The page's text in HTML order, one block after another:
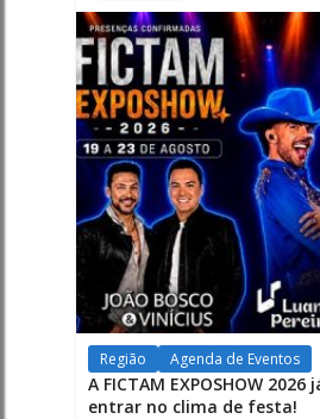
Região Agenda de Eventos
A FICTAM EXPOSHOW
entrar no clima de festa!